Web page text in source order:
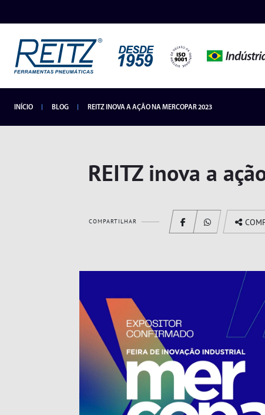
INÍCIO BLOG REITZ INOVA A AÇÃO NA MERCOPAR 2023
REITZ inova a
COMPARTILHAR